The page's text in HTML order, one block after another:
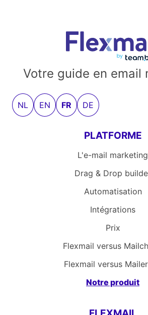
Votre guide en email
NL EN FR DE
PLATFORME
L'e-mail marketing
Drag & Drop
Automatisation
Intégrations
Prix
Flexmail versus
Flexmail versus
Notre produit